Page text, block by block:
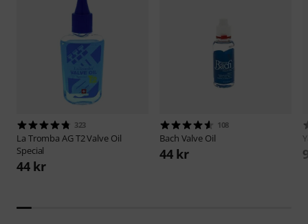
323
La Tromba AGT2 Valve Oil
Special
44 kr
108
Bach Valve Oil
44 kr